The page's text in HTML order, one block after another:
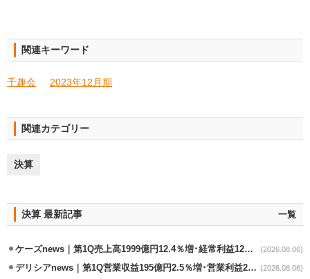
関連キーワード
千趣会 2023年12月期
関連カテゴリー
決算
決算 最新記事 一覧
ケーズnews｜第1Q売上高1999億円12.4％増･経常利益125.0%増 (2026.08.06)
デリシアnews｜第1Q営業収益195億円2.5％増･営業利益27.8%減 (2026.08.06)